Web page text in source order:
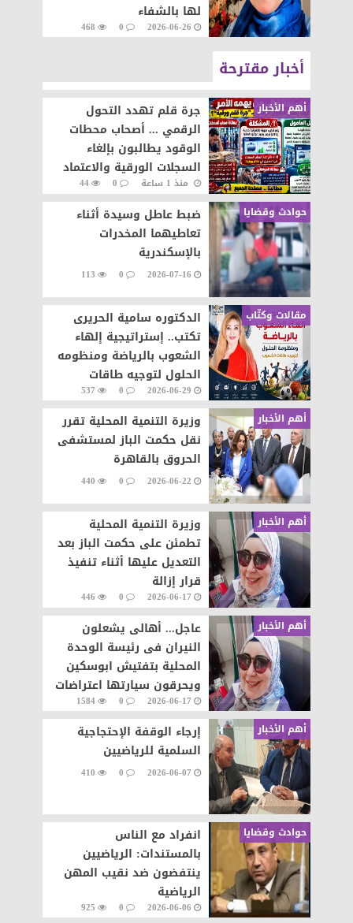
لها بالشفاء
2026-06-26
0
468
أخبار مقترحة
أهم الأخبار
جرة قلم تهدد التحول
الرقمي ... أصحاب محطات
الوقود يطالبون بإلغاء
السجلات الورقية والاعتماد
على المنظومة الإلكترونية
منذ 1 ساعة 0
44
حوادث وقضايا
ضبط عاطل وسيدة أثناء
تعاطيهما المخدرات
بالإسكندرية
2026-07-16
0
113
مقالات وكتّاب
الدكتوره سامية الحريرى
تكتب.. إستراتيجية إلهاء
الشعوب بالرياضة ومنظومه
الحلول لتوجيه طاقات
الشعوب نحو التطور والابداع
2026-06-29
0
537
أهم الأخبار
وزيرة التنمية المحلية تقرر
نقل حكمت الباز لمستشفى
الحروق بالقاهرة
2026-06-22
0
440
أهم الأخبار
وزيرة التنمية المحلية
تطمئن على حكمت الباز بعد
التعديل عليها أثناء تنفيذ
قرار إزالة
2026-06-17
0
446
أهم الأخبار
عاجل... أهالى يشعلون
النيران فى رئيسة الوحدة
المحلية بتفتيش ابوسكين
ويحرقون سيارتها اعتراضات
على تنفيذ قرار إزالة..
2026-06-17
0
1584
أهم الأخبار
إرجاء الوقفة الإحتجاجية
السلمية للرياضيين
2026-06-07
0
410
حوادث وقضايا
انفراد مع الناس
بالمستندات: الرياضيين
ينتفضون ضد نقيب المهن
الرياضية
2026-06-06
0
925